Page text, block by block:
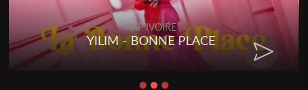
RAP IVOIRE
RENARD BARAKISSA - DOS DE
CHAT